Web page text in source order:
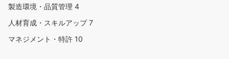
製造環境・品質管理 4
人材育成・スキルアップ7
マネジメント・特許 10